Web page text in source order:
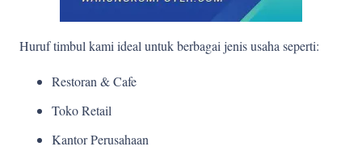
Huruf timbul kami ideal untuk berbagai jenis usaha seperti:
Restoran & Cafe
Toko Retail
Kantor Perusahaan